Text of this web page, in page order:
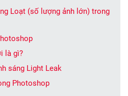
Loạt (số lượng ảnh lớn) trong
là gì?
sáng Light Leak
Photoshop